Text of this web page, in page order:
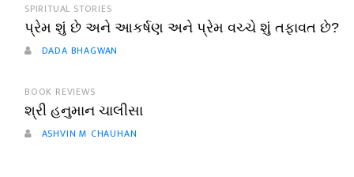
SPIRITUAL STORIES
પ્રેમ શું છે અને આકર્ષણ અને પ્રેમ વચ્ચે શું તફાવત છે?
DADA BHAGWAN
BOOK REVIEWS
શ્રી હનુમાન ચાલીસા
ASHVIN M CHAUHAN